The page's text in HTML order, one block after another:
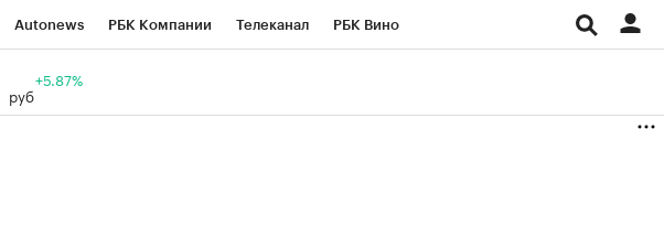
Autonews РБК Компании Телеканал РБК Вино
Визионеры
руб
+5.87%